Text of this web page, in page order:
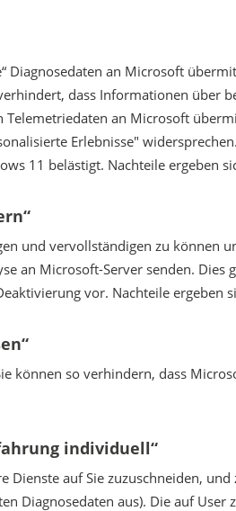
Diagnosedaten an Microsoft
dass Informationen über
Telemetriedaten an Microsoft
Erlebnisse"
11 belästigt. Nachteile ergeben
und vervollständigen zu können
an Microsoft-Server senden.
vor. Nachteile ergeben
können so verhindern, dass
individuell“
Dienste auf Sie zuzuschneiden,
Diagnosedaten aus). Die auf User